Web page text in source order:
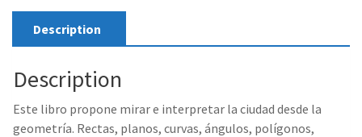
José
María
Sorando
quantity
Description
Description
Este libro propone mirar e interpretar la ciudad desde la
geometría. Rectas, planos, curvas, ángulos, polígonos,